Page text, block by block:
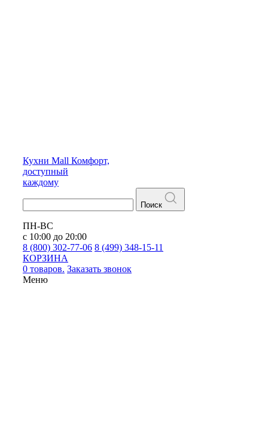
Кухни Mall Комфорт,
доступный
каждому
Поиск
ПН-ВС
с 10:00 до 20:00
8 (800) 302-77-06 8 (499) 348-15-11
КОРЗИНА
0 товаров. Заказать звонок
Меню